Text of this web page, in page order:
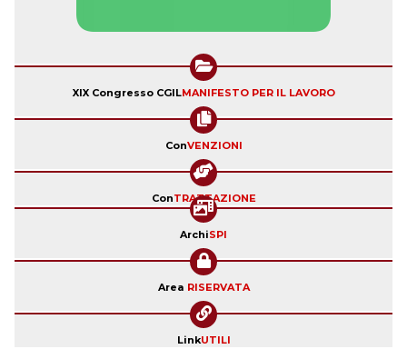
XIX Congresso CGILMANIFESTO PER IL LAVORO
ConVENZIONI
ConTRATTAZIONE
ArchiSPI
Area RISERVATA
LinkUTILI